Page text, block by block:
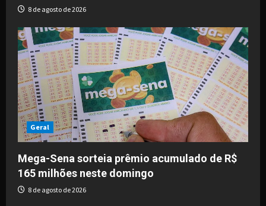
8 de agosto de 2026
Geral
Mega-Sena sorteia prêmio acumulado de R$
165 milhões neste domingo
8 de agosto de 2026